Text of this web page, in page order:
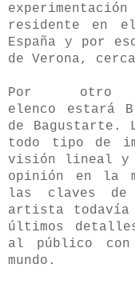
residente en
España y por
de Verona,
Por
elenco estará
de
todo tipo de
visión lineal y
opinión en la
las claves de
artista todavía
últimos
al público
mundo.